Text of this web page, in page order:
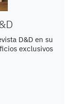
D&D en su
exclusivos